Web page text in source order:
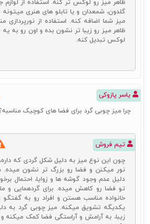
قدم اول لازم است تا عوامل مؤثر بر قیمت یک
عوامل به شرح زیر هستند:
در درجه اول و به عنوان مهمترین عامل
استفاده برای تولید
قیمت آن تأثیر مستقیم داشته باشد.
این قیمت دانست.
خرید اینترنتی میز چوبی
یکی از خدماتی که می‌تواند برایخرید میز چوبی
را یاری نماید، خرید اینترنتی این
مزیت‌هایی دارد که استفاده از آنها شما را به
کشاند. با استفاده از خدماتخرید اینترنتی میز
طرح و هم از نظر قیمت انواع میزها را باهم
می‌شود تا خیلی زود به یک انتخاب بهینه
مزیت‌هایی که می‌توانید با استفاده از این
باشید، امکان خرید محصولات باکیفیت با قیمت
فروشگاه‌هایی استفاده کنید که به صورت
دسترسی دارند، می‌توانید هم دست روی محصولات
ظاهر میز رو لوکس تر کنه. استفاده از لوازم
گلدون، شمعدان‌ و یا تابلو های هنری میتونه
میز شما اضافه کنه. استفاده از نورپردازی
ظاهر میز رو زیبا تر نشون بده و اون رو به
لوکس تبدیل کنه.
یاسر پازوکی
چرا میز چوبی گرد برای فضا های کوچیک
تیم فروش
چون این نوع میز به دلیل شکل گردی که داره،
نور میکنن و فضا رو بزرگ تر نشون میده.
دلیل عدم وجود گوشه‌ ها و زوایا، احتمال
تو فضا رو کاهش میده. برای گردهمایی و
خانواده مناسب هستن و افراد رو به گفتگو
یکدیگه تشویق میکنه. میز چوبی گرد به
زیبا، به آرامش و آراستگی فضا کمک میکنه